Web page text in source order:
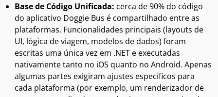
Base de Código Unificada: cerca de 90% do código
do aplicativo Doggie Bus é compartilhado entre as
plataformas. Funcionalidades principais (layouts de
UI, lógica de viagem, modelos de dados) foram
escritas uma única vez em .NET e executadas
nativamente tanto no iOS quanto no Android. Apenas
algumas partes exigiram ajustes específicos para
cada plataforma (por exemplo, um renderizador de